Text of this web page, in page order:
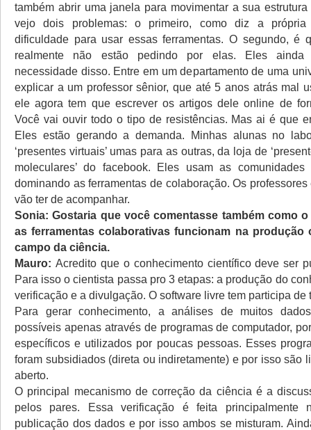
também abrir uma janela para movimentar a sua
vejo dois problemas: o primeiro, como diz a
dificuldade para usar essas ferramentas. O segundo, é
realmente não estão pedindo por elas. Eles
necessidade disso. Entre em um departamento de uma
explicar a um professor sênior, que até 5 anos atrás mal
ele agora tem que escrever os artigos dele online de
Você vai ouvir todo o tipo de resistências. Mas ai é que
Eles estão gerando a demanda. Minhas alunas no
‘presentes virtuais’ umas para as outras, da loja de
moleculares’ do facebook. Eles usam as
dominando as ferramentas de colaboração. Os
vão ter de acompanhar.
Sonia: Gostaria que você comentasse também como
as ferramentas colaborativas funcionam na produção
campo da ciência.
Mauro: Acredito que o conhecimento científico deve ser
Para isso o cientista passa pro 3 etapas: a produção do
verificação e a divulgação. O software livre tem participa de
Para gerar conhecimento, a análises de muitos
possíveis apenas através de programas de computador,
específicos e utilizados por poucas pessoas. Esses
foram subsidiados (direta ou indiretamente) e por isso são
aberto.
O principal mecanismo de correção da ciência é a
pelos pares. Essa verificação é feita principalmente
publicação dos dados e por isso ambos se misturam.